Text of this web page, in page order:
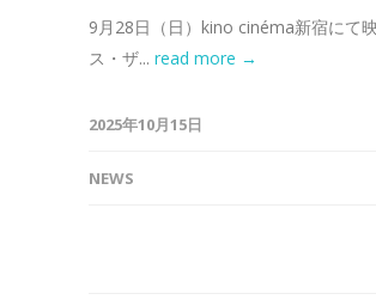
9月28日（日）kino cinéma新宿にて
ス・ザ... read more →
2025年10月15日
NEWS